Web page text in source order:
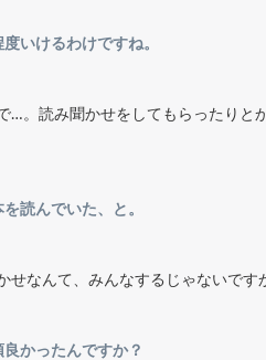
いけるわけですね。
…。読み聞かせをしてもらったりと
読んでいた、と。
せなんて、みんなするじゃないです
かったんですか？